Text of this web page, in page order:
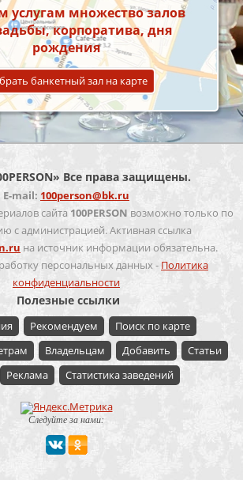
услугам множество залов
корпоратива, дня
рождения
банкетный зал на карте
Все права защищены.
E-mail: 100person@bk.ru
сайта 100PERSON возможно только по
с администрацией. Активная ссылка
на источник информации обязательна.
персональных данных - Политика
конфиденциальности
Полезные ссылки
Рекомендуем
Поиск по карте
Владельцам Добавить
Статьи
Реклама Статистика заведений
Следуйте за нами: